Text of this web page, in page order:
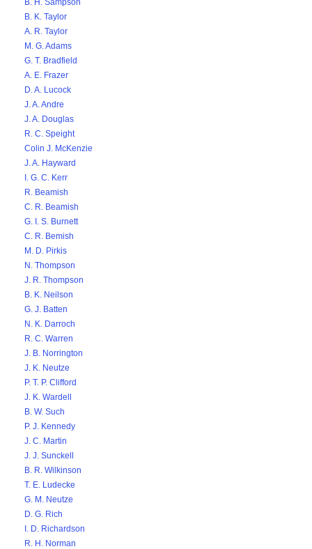
B. H. Sampson
B. K. Taylor
A. R. Taylor
M. G. Adams
G. T. Bradfield
A. E. Frazer
D. A. Lucock
J. A. Andre
J. A. Douglas
R. C. Speight
Colin J. McKenzie
J. A. Hayward
I. G. C. Kerr
R. Beamish
C. R. Beamish
G. I. S. Burnett
C. R. Bemish
M. D. Pirkis
N. Thompson
J. R. Thompson
B. K. Neilson
G. J. Batten
N. K. Darroch
R. C. Warren
J. B. Norrington
J. K. Neutze
P. T. P. Clifford
J. K. Wardell
B. W. Such
P. J. Kennedy
J. C. Martin
J. J. Sunckell
B. R. Wilkinson
T. E. Ludecke
G. M. Neutze
D. G. Rich
I. D. Richardson
R. H. Norman